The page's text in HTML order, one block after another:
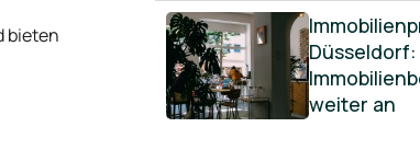
bieten
Düsseldorf:
weiter an